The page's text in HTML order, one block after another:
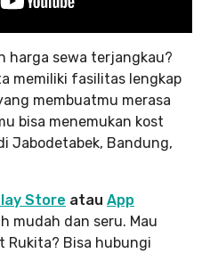
harga sewa terjangkau?
memiliki fasilitas lengkap
membuatmu merasa
bisa menemukan kost
Jabodetabek, Bandung,
Store atau App
mudah dan seru. Mau
Bisa hubungi